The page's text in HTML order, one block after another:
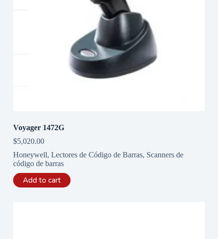
Voyager 1472G
$5,020.00
Honeywell, Lectores de Código de Barras, Scanners de
código de barras
Add to cart